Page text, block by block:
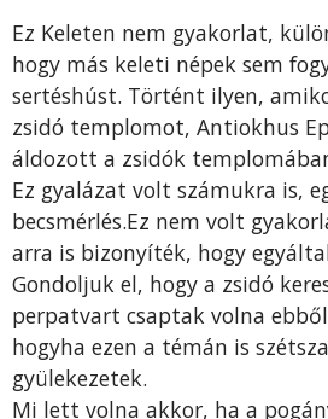
Ez Keleten nem gyakorlat,
hogy más keleti népek sem
sertéshúst. Történt ilyen,
zsidó templomot, Antiokhus
áldozott a zsidók
Ez gyalázat volt számukra is,
becsmérlés.Ez nem volt
arra is bizonyíték, hogy
Gondoljuk el, hogy a zsidó
perpatvart csaptak volna
hogyha ezen a témán is
gyülekezetek.
Mi lett volna akkor, ha a